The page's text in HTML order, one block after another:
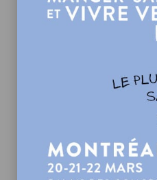
J’ai souvent été déçue
j’essayais. J’ai donc
j’ai décidé de
VOIR LA